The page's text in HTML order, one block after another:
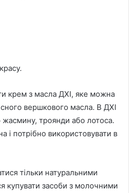
крем з масла ДХІ, яке можна
вершкового масла. В ДХІ
троянди або лотоса.
і потрібно використовувати в
тільки натуральними
купувати засоби з молочними